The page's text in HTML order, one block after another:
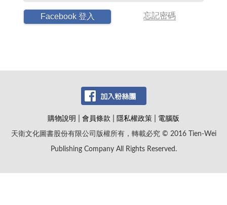
Facebook 登入 忘記密碼
購物說明 會員條款 隱私權政策
電腦版
天衛文化圖書股份有限公司版權所有，轉載必究 © 2016 Tien-Wei
Publishing Company All Rights Reserved.